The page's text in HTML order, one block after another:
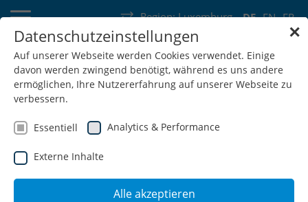
DE EN FR
Region: Luxemburg
Deutschland Schweiz Österreich Belgien Frankreich
Luxemburg Niederlande Wallonie
SHOP
✕
Datenschutzeinstellungen
Auf unserer Webseite werden Cookies verwendet. Einige
davon werden zwingend benötigt, während es uns andere
ermöglichen, Ihre Nutzererfahrung auf unserer Webseite zu
verbessern.
Essentiell Analytics & Performance
Externe Inhalte
Alle akzeptieren